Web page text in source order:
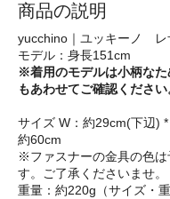
商品の説明
yucchino｜ユッキーノ レ
モデル：身長151cm
※着用のモデルは小柄な
もあわせてご確認ください
サイズ W：約29cm(下辺)
約60cm
※ファスナーの金具の色は
す。ご了承くださいませ。
重量：約220g（サイズ・